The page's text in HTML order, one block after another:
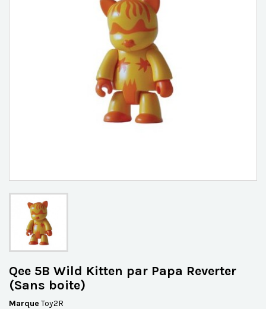
Qee 5B Wild Kitten par Papa Reverter
(Sans boite)
Marque Toy2R